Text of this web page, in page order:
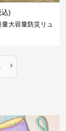
)
大容量防災リュ
›